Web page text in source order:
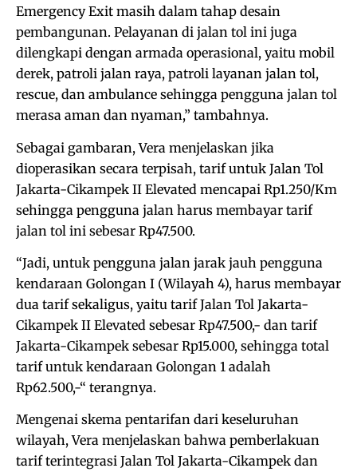
Emergency Exit masih dalam tahap desain
pembangunan. Pelayanan di jalan tol ini juga
dilengkapi dengan armada operasional, yaitu mobil
derek, patroli jalan raya, patroli layanan jalan tol,
rescue, dan ambulance sehingga pengguna jalan tol
merasa aman dan nyaman,” tambahnya.
Sebagai gambaran, Vera menjelaskan jika
dioperasikan secara terpisah, tarif untuk Jalan Tol
Jakarta-Cikampek II Elevated mencapai Rp1.250/Km
sehingga pengguna jalan harus membayar tarif
jalan tol ini sebesar Rp47.500.
“Jadi, untuk pengguna jalan jarak jauh pengguna
kendaraan Golongan I (Wilayah 4), harus membayar
dua tarif sekaligus, yaitu tarif Jalan Tol Jakarta-
Cikampek II Elevated sebesar Rp47.500,- dan tarif
Jakarta-Cikampek sebesar Rp15.000, sehingga total
tarif untuk kendaraan Golongan 1 adalah
Rp62.500,-“ terangnya.
Mengenai skema pentarifan dari keseluruhan
wilayah, Vera menjelaskan bahwa pemberlakuan
tarif terintegrasi Jalan Tol Jakarta-Cikampek dan